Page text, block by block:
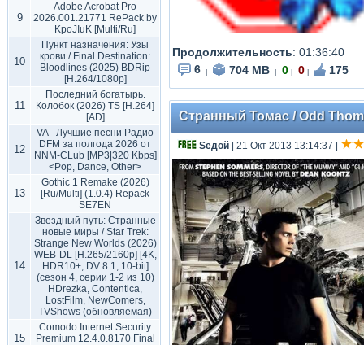
9
Adobe Acrobat Pro
2026.001.21771 RePack by
KpoJIuK [Multi/Ru]
10
Пункт назначения: Узы
крови / Final Destination:
Bloodlines (2025) BDRip
[H.264/1080p]
11
Последний богатырь.
Колобок (2026) TS [H.264]
[AD]
12
VA - Лучшие песни Радио
DFM за полгода 2026 от
NNM-CLub [MP3|320 Kbps]
<Pop, Dance, Other>
13
Gothic 1 Remake (2026)
[Ru/Multi] (1.0.4) Repack
SE7EN
14
Звездный путь: Странные
новые миры / Star Trek:
Strange New Worlds (2026)
WEB-DL [H.265/2160p] [4K,
HDR10+, DV 8.1, 10-bit]
(сезон 4, серии 1-2 из 10)
HDrezka, Contentica,
LostFilm, NewComers,
TVShows (обновляемая)
15
Comodo Internet Security
Premium 12.4.0.8170 Final
Продолжительность: 01:36:40
6
704 MB 0 0 175
Странный Томас / Odd
Sедой | 21 Окт 2013 13:14:37